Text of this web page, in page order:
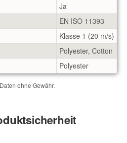
Ja
EN ISO 11393
Klasse 1 (20 m/s)
Polyester, Cotton
Polyester
ohne Gewähr.